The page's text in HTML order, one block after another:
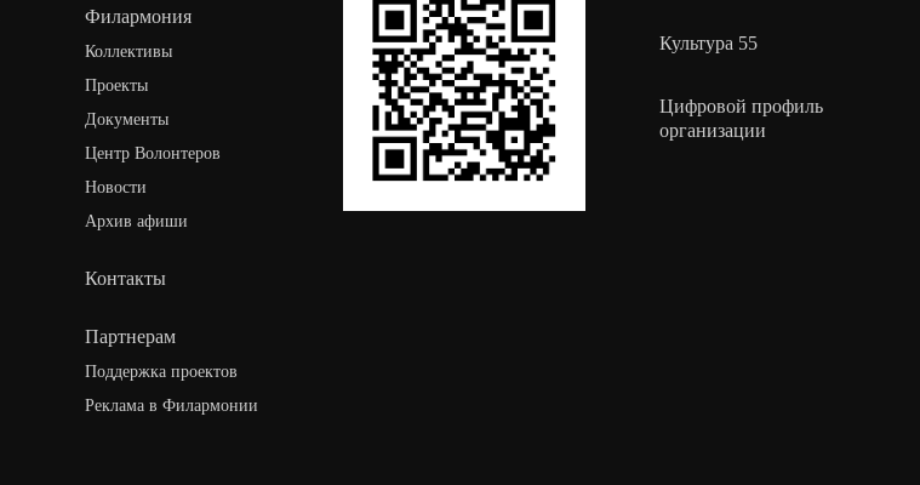
Филармония
Коллективы
Проекты
Документы
Центр Волонтеров
Новости
Архив афиши
Контакты
Партнерам
Поддержка проектов
Реклама в Филармонии
Культура 55
Цифровой профиль
организации